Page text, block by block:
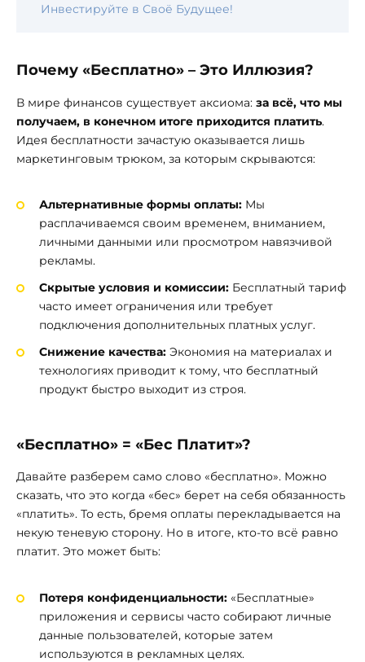
Инвестируйте в Своё Будущее!
Почему «Бесплатно» – Это Иллюзия?
В мире финансов существует аксиома: за всё, что мы
получаем, в конечном итоге приходится платить.
Идея бесплатности зачастую оказывается лишь
маркетинговым трюком, за которым скрываются:
Альтернативные формы оплаты: Мы
расплачиваемся своим временем, вниманием,
личными данными или просмотром навязчивой
рекламы.
Скрытые условия и комиссии: Бесплатный тариф
часто имеет ограничения или требует
подключения дополнительных платных услуг.
Снижение качества: Экономия на материалах и
технологиях приводит к тому, что бесплатный
продукт быстро выходит из строя.
«Бесплатно» = «Бес Платит»?
Давайте разберем само слово «бесплатно». Можно
сказать, что это когда «бес» берет на себя обязанность
«платить». То есть, бремя оплаты перекладывается на
некую теневую сторону. Но в итоге, кто-то всё равно
платит. Это может быть:
Потеря конфиденциальности: «Бесплатные»
приложения и сервисы часто собирают личные
данные пользователей, которые затем
используются в рекламных целях.